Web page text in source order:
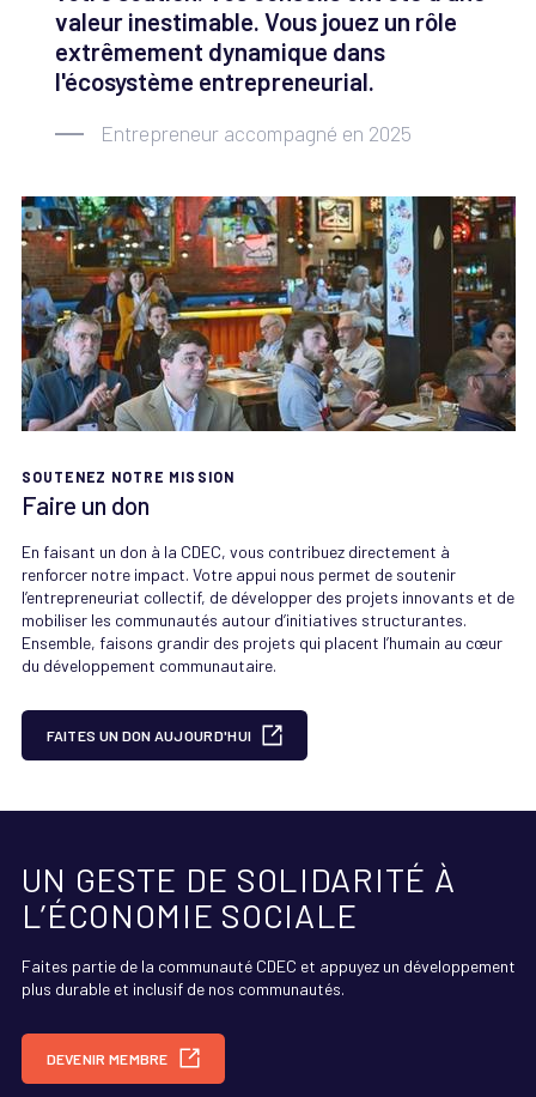
valeur inestimable. Vous jouez un rôle
extrêmement dynamique dans
l'écosystème entrepreneurial.
Entrepreneur accompagné en 2025
SOUTENEZ NOTRE MISSION
Faire un don
En faisant un don à la CDEC, vous contribuez directement à
renforcer notre impact. Votre appui nous permet de soutenir
l’entrepreneuriat collectif, de développer des projets innovants et de
mobiliser les communautés autour d’initiatives structurantes.
Ensemble, faisons grandir des projets qui placent l’humain au cœur
du développement communautaire.
FAITES UN DON AUJOURD'HUI
UN GESTE DE SOLIDARITÉ À
L’ÉCONOMIE SOCIALE
Faites partie de la communauté CDEC et appuyez un développement
plus durable et inclusif de nos communautés.
DEVENIR MEMBRE